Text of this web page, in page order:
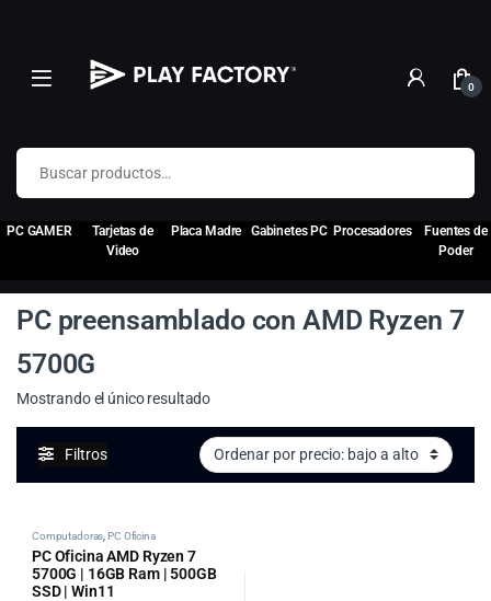
0
Buscar por:
PC GAMER
Tarjetas de
Video
Placa Madre Gabinetes PC Procesadores
Fuentes de
Poder
PC preensamblado con AMD Ryzen 7
5700G
Mostrando el único resultado
Filtros
Computadoras ,PC Oficina
PC Oficina AMD Ryzen 7
5700G | 16GB Ram | 500GB
SSD | Win11